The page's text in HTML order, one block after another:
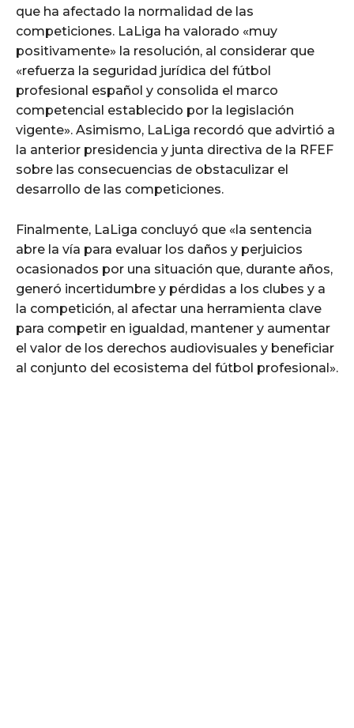
que ha afectado la normalidad de las
competiciones. LaLiga ha valorado «muy
positivamente» la resolución, al considerar que
«refuerza la seguridad jurídica del fútbol
profesional español y consolida el marco
competencial establecido por la legislación
vigente». Asimismo, LaLiga recordó que advirtió a
la anterior presidencia y junta directiva de la RFEF
sobre las consecuencias de obstaculizar el
desarrollo de las competiciones.
Finalmente, LaLiga concluyó que «la sentencia
abre la vía para evaluar los daños y perjuicios
ocasionados por una situación que, durante años,
generó incertidumbre y pérdidas a los clubes y a
la competición, al afectar una herramienta clave
para competir en igualdad, mantener y aumentar
el valor de los derechos audiovisuales y beneficiar
al conjunto del ecosistema del fútbol profesional».